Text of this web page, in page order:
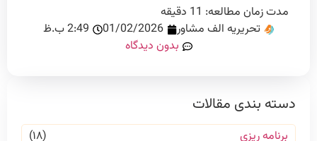
مدت زمان مطالعه: 11 دقیقه
تحریریه الف مشاور
01/02/2026
2:49 ب.ظ
بدون دیدگاه
دسته بندی مقالات
برنامه ریزی
(۱۸)